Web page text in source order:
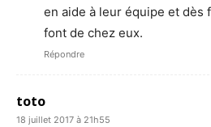
en aide à leur équipe et dès
font de chez eux.
Répondre
toto
18 juillet 2017 à 21h55